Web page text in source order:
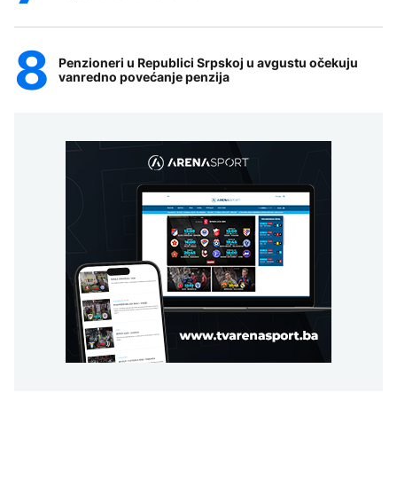
Penzioneri u Republici Srpskoj u avgustu očekuju
vanredno povećanje penzija